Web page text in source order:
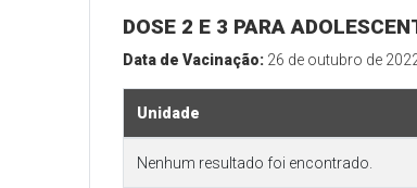
DOSE 2 E 3 PARA
Data de Vacinação: 26 de outubro de
Unidade
Nenhum resultado foi encontrado.